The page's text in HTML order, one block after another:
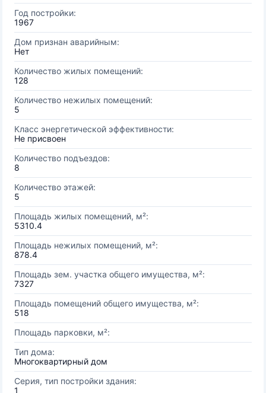
Год постройки:
1967
Дом признан аварийным:
Нет
Количество жилых помещений:
128
Количество нежилых помещений:
5
Класс энергетической эффективности:
Не присвоен
Количество подъездов:
8
Количество этажей:
5
Площадь жилых помещений, м²:
5310.4
Площадь нежилых помещений, м²:
878.4
Площадь зем. участка общего имущества, м²:
7327
Площадь помещений общего имущества, м²:
518
Площадь парковки, м²:
Тип дома:
Многоквартирный дом
Серия, тип постройки здания:
1